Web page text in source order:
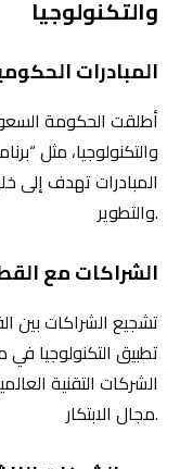
والتكنولوجيا
المبادرات
أطلقت الحكومة
المبادرات تهدف إلى
والتطوير.
الشراكات مع
تشجيع الشراكات بين
تطبيق التكنولوجيا
الشركات التقنية
مجال الابتكار.